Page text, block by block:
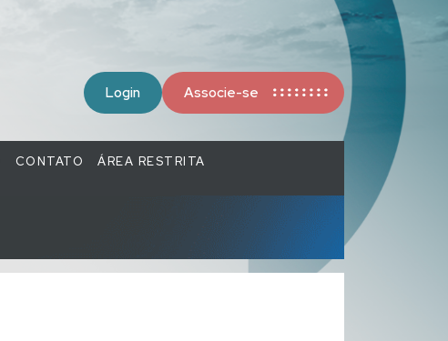
Login Associe-se
CONTATO ÁREA RESTRITA